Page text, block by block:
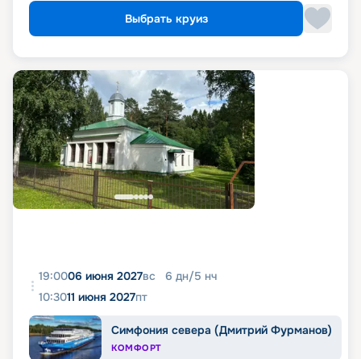
Выбрать круиз
19:0006 июня 2027вс 6 дн/5 нч
10:3011 июня 2027пт
Симфония севера (Дмитрий Фурманов)
КОМФОРТ